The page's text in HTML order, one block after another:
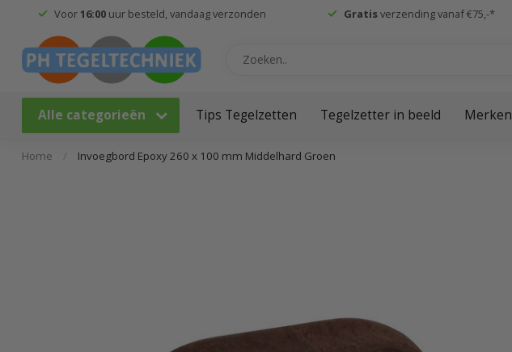
Voor16:00uur besteld, vandaag verzonden Gratisverzending vanaf €75,-*
Alle categorieën Tips Tegelzetten Tegelzetter in beeld Merken
Home / Invoegbord Epoxy 260 x 100 mm Middelhard Groen